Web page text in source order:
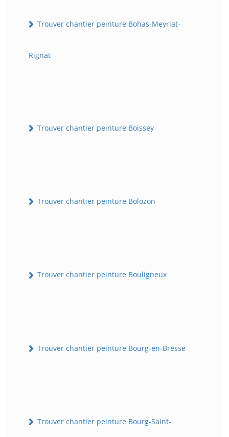
Trouver chantier peinture Bohas-Meyriat-
Rignat
Trouver chantier peinture Boissey
Trouver chantier peinture Bolozon
Trouver chantier peinture Bouligneux
Trouver chantier peinture Bourg-en-Bresse
Trouver chantier peinture Bourg-Saint-